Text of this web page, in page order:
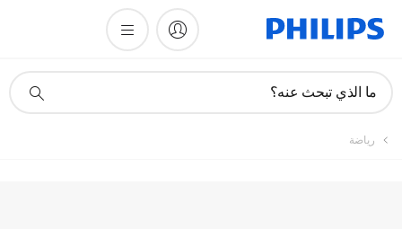
دعم
ما الذي تبحث عنه؟
رياضة